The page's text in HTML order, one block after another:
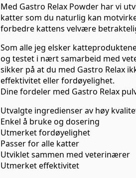
Med Gastro Relax Powder har vi
katter som du naturlig kan
forbedre kattens velvære
Som alle jeg elsker
og testet i nært samarbeid med
sikker på at du med Gastro Relax
effektivitet eller fordøyelighet.
Dine fordeler med Gastro Relax
Utvalgte ingredienser av høy
Enkel å bruke og dosering
Utmerket fordøyelighet
Passer for alle katter
Utviklet sammen med veterinærer
Utmerket effektivitet